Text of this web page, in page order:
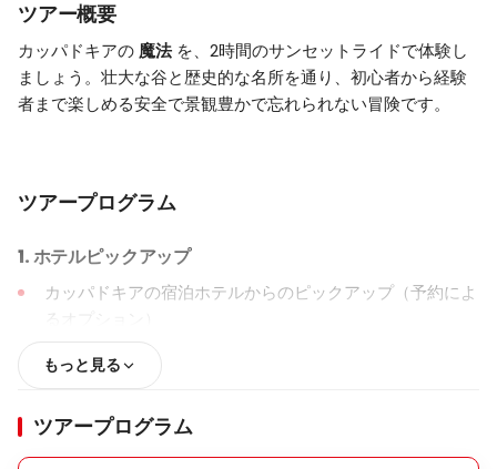
ツアー概要
カッパドキアの 魔法 を、2時間のサンセットライドで体験し
ましょう。壮大な谷と歴史的な名所を通り、初心者から経験
者まで楽しめる安全で景観豊かで忘れられない冒険です。
ツアープログラム
1. ホテルピックアップ
カッパドキアの宿泊ホテルからのピックアップ（予約によ
るオプション）
馬の牧場への移動
簡単な安全オリエンテーションと馬の割り当て
もっと見る
ツアープログラム